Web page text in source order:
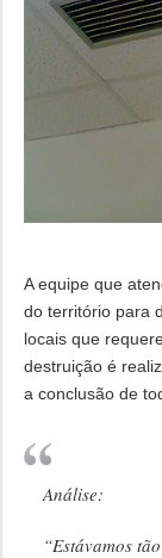
A equipe que
do território para
locais que
destruição é
a conclusão de
Análise:
“Estávamos